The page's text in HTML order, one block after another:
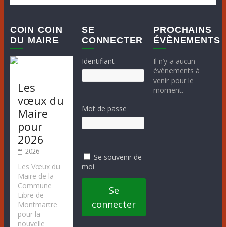
COIN COIN
DU MAIRE
Les
vœux du
Maire
pour
2026
2026
Les Vœux du
Maire de la
Commune
Libre de
Montmartre
pour la
nouvelle
SE
CONNECTER
Identifiant
Mot de passe
Se souvenir de
moi
Se
connecter
PROCHAINS
ÉVÈNEMENTS
Il n’y a aucun
évènements à
venir pour le
moment.